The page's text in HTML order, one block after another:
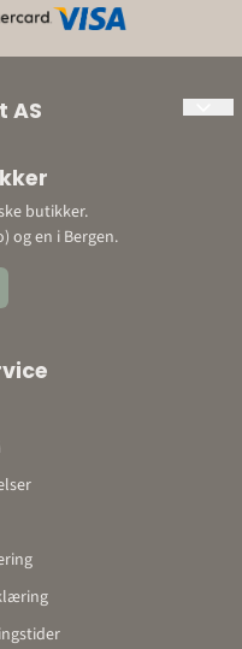
AS
1423 Ski
5067 Bergen
96348o
butikker.
og en i Bergen.